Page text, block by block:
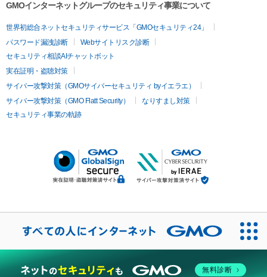
GMOインターネットグループのセキュリティ事業について
世界初総合ネットセキュリティサービス「GMOセキュリティ24」
パスワード漏洩診断
Webサイトリスク診断
セキュリティ相談AIチャットボット
実在証明・盗聴対策
サイバー攻撃対策（GMOサイバーセキュリティ byイエラエ）
サイバー攻撃対策（GMO Flatt Security）
なりすまし対策
セキュリティ事業の軌跡
無料診断